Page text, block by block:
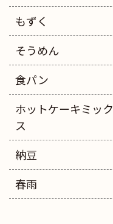
もずく
そうめん
食パン
ホットケーキミック
ス
納豆
春雨